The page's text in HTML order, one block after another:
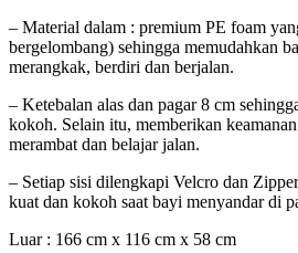
– Material dalam : premium PE foam
bergelombang) sehingga memudahkan
merangkak, berdiri dan berjalan.
– Ketebalan alas dan pagar 8 cm
kokoh. Selain itu, memberikan
merambat dan belajar jalan.
– Setiap sisi dilengkapi Velcro dan
kuat dan kokoh saat bayi menyandar di
Luar : 166 cm x 116 cm x 58 cm